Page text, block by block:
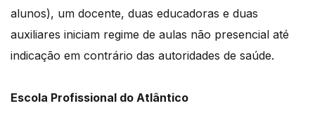
alunos), um docente, duas educadoras e duas
auxiliares iniciam regime de aulas não presencial até
indicação em contrário das autoridades de saúde.
Escola Profissional do Atlântico